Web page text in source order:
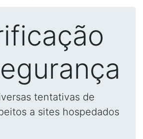
tentativas de
a sites hospedados